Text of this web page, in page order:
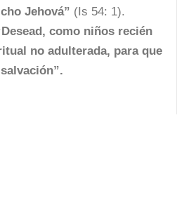
Jehová” (Is 54: 1).
como niños recién
no adulterada, para que